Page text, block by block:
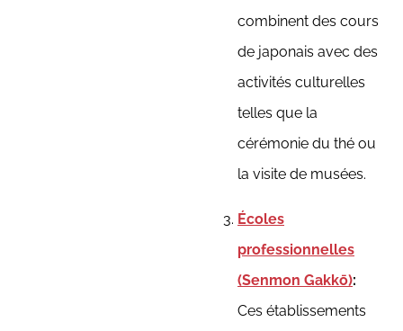
combinent des cours
de japonais avec des
activités culturelles
telles que la
cérémonie du thé ou
la visite de musées.
Écoles
professionnelles
(Senmon Gakkō):
Ces établissements